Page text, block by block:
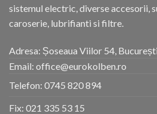
sistemul electric, diverse accesorii,
caroserie, lubrifianti si filtre.
Adresa: Șoseaua Viilor 54,
Email: office@eurokolben.ro
Telefon: 0745 820 894
Fix: 021 335 53 15